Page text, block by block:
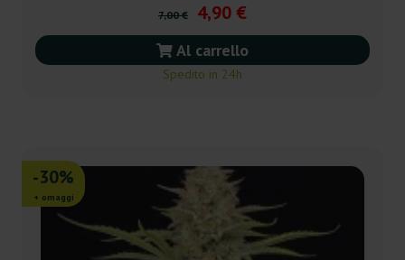
7,00 € 4,90 €
Al carrello
Spedito in 24h
-30%
+ omaggi